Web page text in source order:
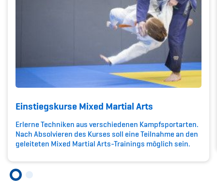
Spitzensport & Studium
Offene Stellen
Mitgliedervereine
Sponsoren und Partner
Netzwerk
Einstiegskurse Mixed Martial Arts
Erlerne Techniken aus verschiedenen Kampfsportarten.
Nach Absolvieren des Kurses soll eine Teilnahme an den
geleiteten Mixed Martial Arts-Trainings möglich sein.